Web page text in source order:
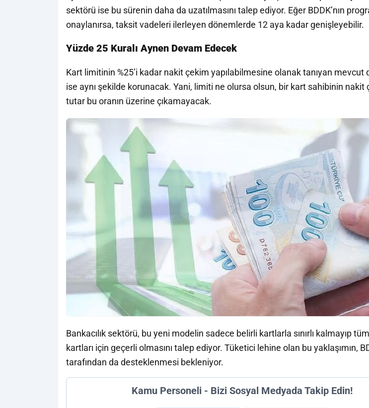
sektörü ise bu sürenin daha da uzatılmasını talep ediyor. Eğer BDDK’nın
onaylanırsa, taksit vadeleri ilerleyen dönemlerde 12 aya kadar genişleyebilir.
Yüzde 25 Kuralı Aynen Devam Edecek
Kart limitinin %25’i kadar nakit çekim yapılabilmesine olanak tanıyan mevcut
ise aynı şekilde korunacak. Yani, limiti ne olursa olsun, bir kart sahibinin nakit
tutar bu oranın üzerine çıkamayacak.
Bankacılık sektörü, bu yeni modelin sadece belirli kartlarla sınırlı kalmayıp
kartları için geçerli olmasını talep ediyor. Tüketici lehine olan bu yaklaşımın,
tarafından da desteklenmesi bekleniyor.
Kamu Personeli - Bizi Sosyal Medyada Takip Edin!